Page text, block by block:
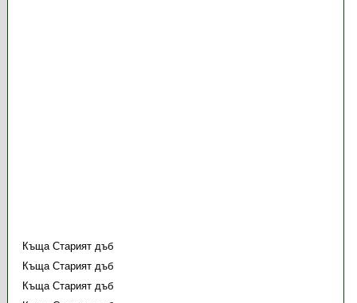
Къща Старият дъб
Къща Старият дъб
Къща Старият дъб